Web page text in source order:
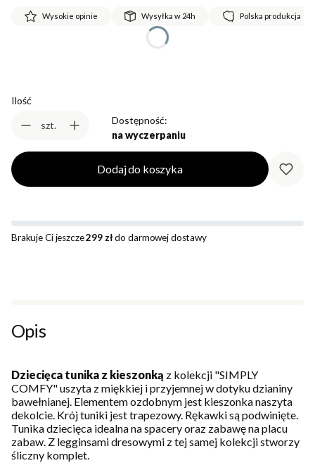
Wysokie opinie Wysyłka w 24h Polska produkcja
Ilość
szt.
Dostępność:
na wyczerpaniu
Dodaj do koszyka
Brakuje Ci jeszcze299 złdo darmowej dostawy
Opis
Dziecięca tunika z kieszonką z kolekcji "SIMPLY
COMFY" uszyta z miękkiej i przyjemnej w dotyku dzianiny
bawełnianej. Elementem ozdobnym jest kieszonka naszyta
dekolcie. Krój tuniki jest trapezowy. Rękawki są podwinięte.
Tunika dziecięca idealna na spacery oraz zabawę na placu
zabaw. Z legginsami dresowymi z tej samej kolekcji stworzy
śliczny komplet.